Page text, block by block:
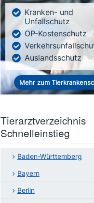
Kranken- und
Unfallschutz
OP-Kostenschutz
Auslandsschutz
Mehr zum
Tierarztverzeichnis
Schnelleinstieg
Baden-Württemberg
Bayern
Berlin